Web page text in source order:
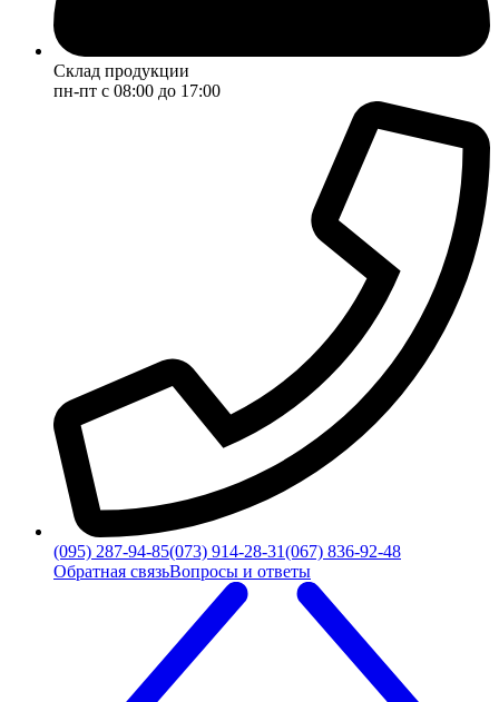
Склад продукции
пн-пт с 08:00 до 17:00
(095) 287-94-85(073) 914-28-31(067) 836-92-48
Обратная связьВопросы и ответы